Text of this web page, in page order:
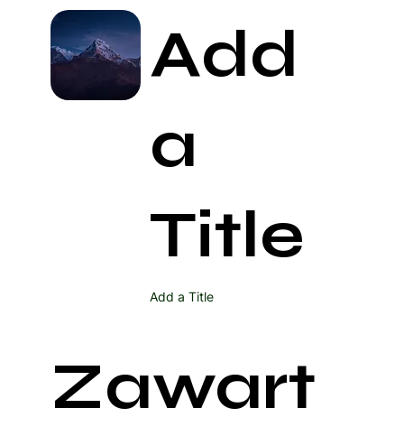
Add
a
Title
Add a Title
Zawart